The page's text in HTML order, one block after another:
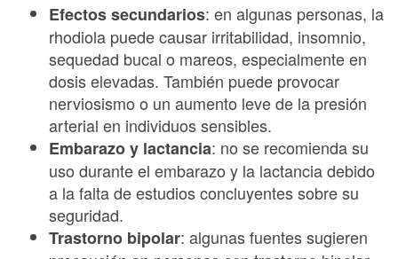
Efectos secundarios: en algunas personas, la
rhodiola puede causar irritabilidad, insomnio,
sequedad bucal o mareos, especialmente en
dosis elevadas. También puede provocar
nerviosismo o un aumento leve de la presión
arterial en individuos sensibles.
Embarazo y lactancia: no se recomienda su
uso durante el embarazo y la lactancia debido
a la falta de estudios concluyentes sobre su
seguridad.
Trastorno bipolar: algunas fuentes sugieren